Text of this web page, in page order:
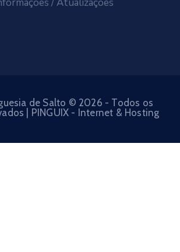
/ Atualizações
de Salto © 2026 - Todos os
| PINGUIX - Internet & Hosting